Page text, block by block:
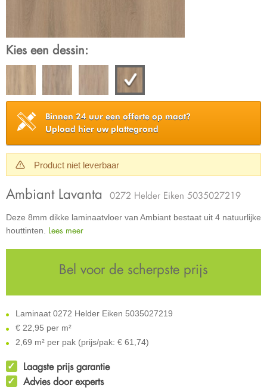
Kies een dessin:
Binnen 24 uur een offerte op maat?
Upload hier uw plattegrond
Product niet leverbaar
Ambiant Lavanta 0272 Helder Eiken 5035027219
Deze 8mm dikke laminaatvloer van Ambiant bestaat uit 4 natuurlijke
houttinten. Lees meer
Bel voor de scherpste prijs
Laminaat 0272 Helder Eiken 5035027219
€ 22,95 per m²
2,69 m² per pak (prijs/pak: € 61,74)
Laagste prijs garantie
Advies door experts